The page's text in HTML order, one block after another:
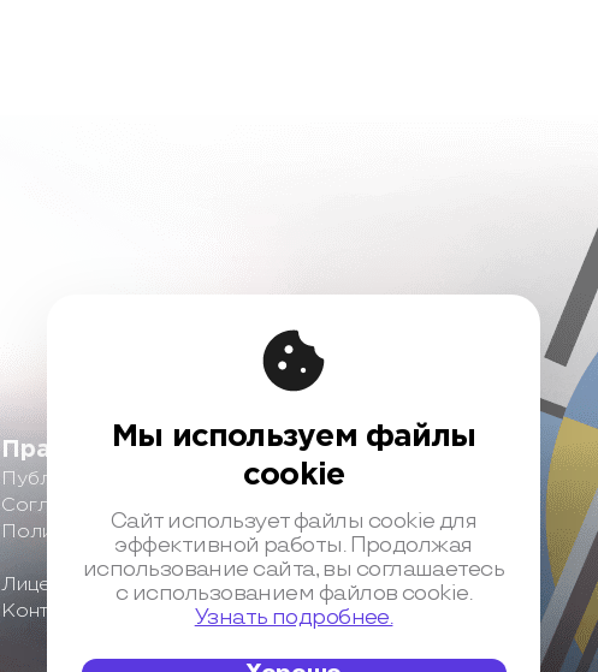
Правовая информация
Публичная оферта
Соглашение на обработку персональных данных
Политика обработки персональных данных
Лицензионный договор с Автором
Контентная политика конференции
Мы используем файлы
cookie
Сайт использует файлы cookie для
эффективной работы. Продолжая
использование сайта, вы соглашаетесь
с использованием файлов cookie.
Узнать подробнее.